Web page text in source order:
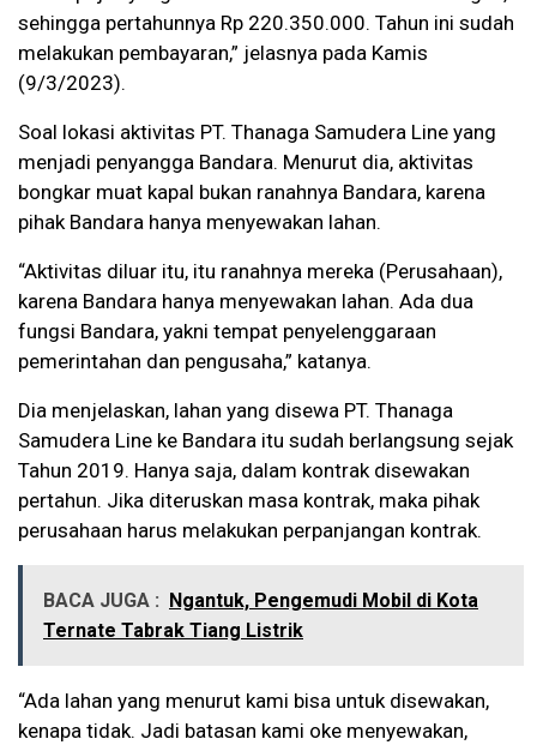
sehingga pertahunnya Rp 220.350.000. Tahun ini sudah
melakukan pembayaran,” jelasnya pada Kamis
(9/3/2023).
Soal lokasi aktivitas PT. Thanaga Samudera Line yang
menjadi penyangga Bandara. Menurut dia, aktivitas
bongkar muat kapal bukan ranahnya Bandara, karena
pihak Bandara hanya menyewakan lahan.
“Aktivitas diluar itu, itu ranahnya mereka (Perusahaan),
karena Bandara hanya menyewakan lahan. Ada dua
fungsi Bandara, yakni tempat penyelenggaraan
pemerintahan dan pengusaha,” katanya.
Dia menjelaskan, lahan yang disewa PT. Thanaga
Samudera Line ke Bandara itu sudah berlangsung sejak
Tahun 2019. Hanya saja, dalam kontrak disewakan
pertahun. Jika diteruskan masa kontrak, maka pihak
perusahaan harus melakukan perpanjangan kontrak.
BACA JUGA :
Ngantuk, Pengemudi Mobil di Kota
Ternate Tabrak Tiang Listrik
“Ada lahan yang menurut kami bisa untuk disewakan,
kenapa tidak. Jadi batasan kami oke menyewakan,